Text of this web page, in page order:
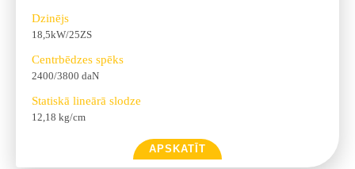
Dzinējs
18,5kW/25ZS
Centrbēdzes spēks
2400/3800 daN
Statiskā lineārā slodze
12,18 kg/cm
APSKATĪT